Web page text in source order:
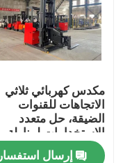
مكدس كهربائي ثلاثي
الاتجاهات للقنوات
الضيقة، حل متعدد
الاستخدامات لمناولة
المواد
إرسال استفسار